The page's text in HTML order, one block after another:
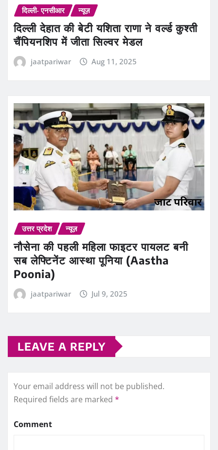
दिल्ली- एनसीआर न्यूज़
दिल्ली देहात की बेटी यशिता राणा ने वर्ल्ड कुश्ती
चैंपियनशिप में जीता सिल्वर मेडल
jaatpariwar Aug 11, 2025
उत्तर प्रदेश न्यूज़
नौसेना की पहली महिला फाइटर पायलट बनी
सब लेफ्टिनेंट आस्था पूनिया (Aastha
Poonia)
jaatpariwar Jul 9, 2025
LEAVE A REPLY
Your email address will not be published.
Required fields are marked *
Comment